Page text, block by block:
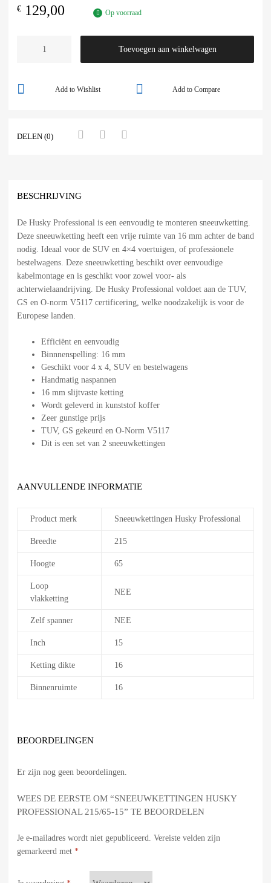
€ 129,00 Op voorraad
Toevoegen aan winkelwagen
Add to Compare
Add to Wishlist
DELEN (0)
BESCHRIJVING
De Husky Professional is een eenvoudig te monteren sneeuwketting.
Deze sneeuwketting heeft een vrije ruimte van 16 mm achter de band
nodig. Ideaal voor de SUV en 4×4 voertuigen, of professionele
bestelwagens. Deze sneeuwketting beschikt over eenvoudige
kabelmontage en is geschikt voor zowel voor- als
achterwielaandrijving. De Husky Professional voldoet aan de TUV,
GS en O-norm V5117 certificering, welke noodzakelijk is voor de
Europese landen.
Efficiënt en eenvoudig
Binnnenspelling: 16 mm
Geschikt voor 4 x 4, SUV en bestelwagens
Handmatig naspannen
16 mm slijtvaste ketting
Wordt geleverd in kunststof koffer
Zeer gunstige prijs
TUV, GS gekeurd en O-Norm V5117
Dit is een set van 2 sneeuwkettingen
AANVULLENDE INFORMATIE
Product merk Sneeuwkettingen Husky Professional
Breedte 215
Hoogte 65
Loop
vlakketting
NEE
Zelf spanner NEE
Inch 15
Ketting dikte 16
Binnenruimte 16
BEOORDELINGEN
Er zijn nog geen beoordelingen.
WEES DE EERSTE OM “SNEEUWKETTINGEN HUSKY
PROFESSIONAL 215/65-15” TE BEOORDELEN
Je e-mailadres wordt niet gepubliceerd. Vereiste velden zijn
gemarkeerd met *